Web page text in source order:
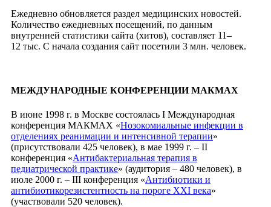
Ежедневно обновляется раздел медицинских новостей.
Количество ежедневных посещений, по данным
внутренней статистики сайта (хитов), составляет 11–
12 тыс. С начала создания сайт посетили 3 млн. человек.
МЕЖДУНАРОДНЫЕ КОНФЕРЕНЦИИ МАКМАХ
В июне 1998 г. в Москве состоялась I Международная
конференция МАКМАХ «Нозокомиальные инфекции в
отделениях реанимации и интенсивной терапии»
(присутствовали 425 человек), в мае 1999 г. – II
конференция «Антибактериальная терапия в
педиатрической практике» (аудитория – 480 человек), в
июле 2000 г. – III конференция «Антибиотики и
антибиотикорезистентность на пороге XXI века»
(участвовали 520 человек).